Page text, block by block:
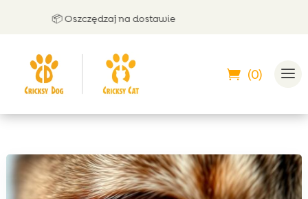
📦 Oszczędzaj na dostawie
(0)